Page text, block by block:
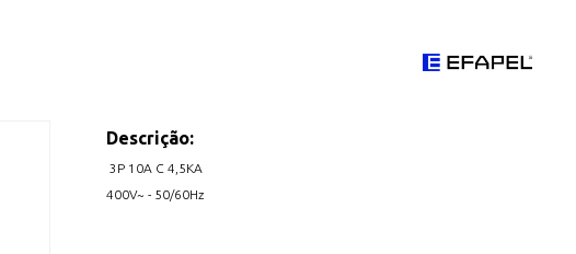
Descrição:
3P 10A C 4,5KA
400V~ - 50/60Hz